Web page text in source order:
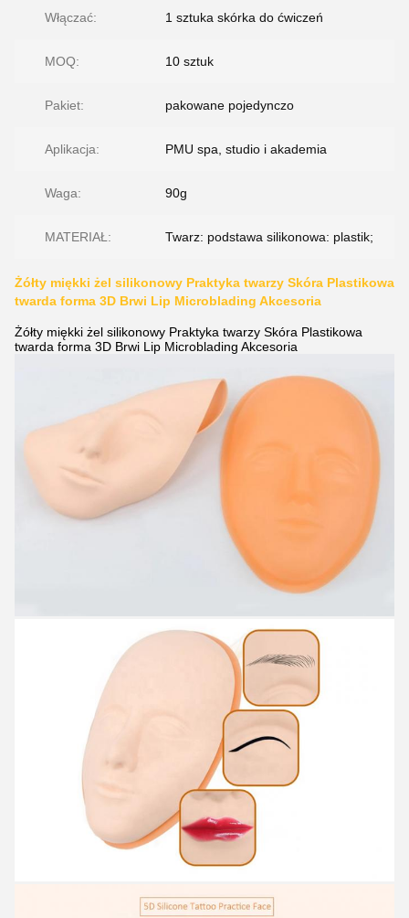
Włączać: 1 sztuka skórka do ćwiczeń
MOQ: 10 sztuk
Pakiet: pakowane pojedynczo
Aplikacja: PMU spa, studio i akademia
Waga: 90g
MATERIAŁ: Twarz: podstawa silikonowa: plastik;
Żółty miękki żel silikonowy Praktyka twarzy Skóra Plastikowa
twarda forma 3D Brwi Lip Microblading Akcesoria
Żółty miękki żel silikonowy Praktyka twarzy Skóra Plastikowa
twarda forma 3D Brwi Lip Microblading Akcesoria